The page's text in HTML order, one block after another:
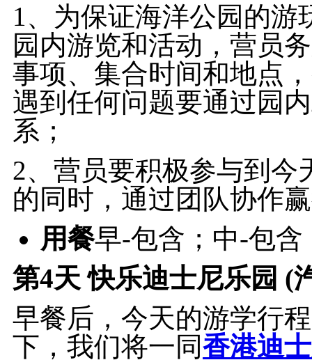
1、为保证海洋公园的
园内游览和活动，营员
事项、集合时间和地点
遇到任何问题要通过园
系；
2、营员要积极参与到今
的同时，通过团队协作
用餐早-包含；中-包
第4天 快乐迪士尼乐园 (
早餐后，今天的游学行
下，我们将一同香港迪